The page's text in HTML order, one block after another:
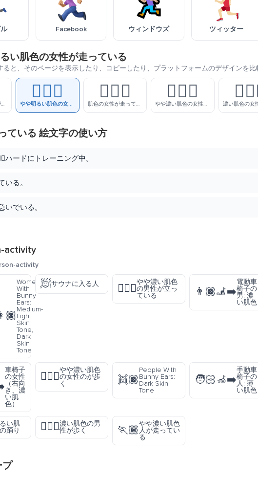
Facebook ウィンドウズ ツィッター
い肌色の女性が走っている
と、そのページを表示したり、コピーしたり、プラットフォームのデザインを比
明るい肌色の女性が走っている
🏃🏼‍♀️
やや明るい肌色の女性が走っている
🏃🏽‍♀️
肌色の女性が走っている
🏃🏾‍♀️
やや濃い肌色の女性が走っている
ている 絵文字の使い方
ハードにトレーニング中。
いる。
いでいる。
activity
activity
Women
With
Bunny
Ears:
Medium-
Light
Skin
Tone,
Dark
Skin
Tone
🧖サウナに入る人 🧍🏾‍♂️
やや濃い肌色
の男性が立っ
ている
👨🏿‍🦼‍➡️
電動車
椅子の
男: 濃
い肌色
車椅子
の女性
（右向
き、濃
い肌
色）
🚶🏾‍♀️
やや濃い肌色
の女性のが歩
く
👯🏿
People With
Bunny Ears:
Dark Skin
Tone
🧑🏻‍🦽‍➡️
手動車
椅子の
人: 薄
い肌色
い肌
踊り
🚶🏿‍♂️濃い肌色の男
性が歩く
🏃🏾
やや濃い肌色
人が走ってい
る